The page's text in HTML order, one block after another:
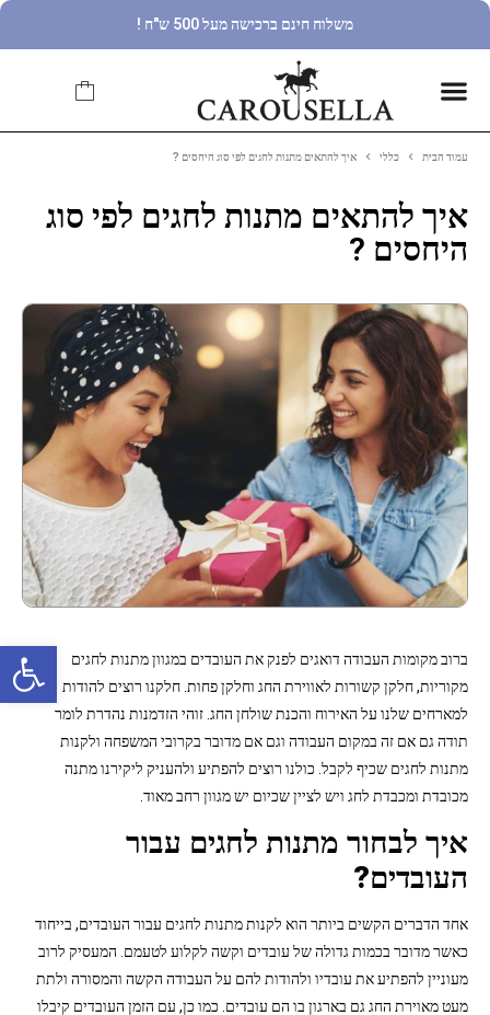
פתח סרגל נגישות
משלוח חינם ברכישה מעל 500 ש"ח !
עמוד הבית כללי איך להתאים מתנות לחגים לפי סוג היחסים ?
איך להתאים מתנות לחגים לפי סוג
היחסים ?
ברוב מקומות העבודה דואגים לפנק את העובדים במגוון מתנות לחגים
מקוריות, חלקן קשורות לאווירת החג וחלקן פחות. חלקנו רוצים להודות
למארחים שלנו על האירוח והכנת שולחן החג. זוהי הזדמנות נהדרת לומר
תודה גם אם זה במקום העבודה וגם אם מדובר בקרובי המשפחה ולקנות
מתנות לחגים שכיף לקבל. כולנו רוצים להפתיע ולהעניק ליקירנו מתנה
מכובדת ומכבדת לחג ויש לציין שכיום יש מגוון רחב מאוד.
איך לבחור מתנות לחגים עבור
העובדים?
אחד הדברים הקשים ביותר הוא לקנות מתנות לחגים עבור העובדים, בייחוד
כאשר מדובר בכמות גדולה של עובדים וקשה לקלוע לטעמם. המעסיק לרוב
מעוניין להפתיע את עובדיו ולהודות להם על העבודה הקשה והמסורה ולתת
מעט מאוירת החג גם בארגון בו הם עובדים. כמו כן, עם הזמן העובדים קיבלו